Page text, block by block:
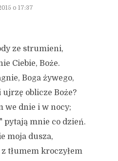
o 17:37
ze strumieni,
Ciebie, Boże.
Boga żywego,
oblicze Boże?
we dnie i w nocy;
pytają mnie co dzień.
moja dusza,
tłumem kroczyłem